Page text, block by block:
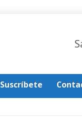
Suscríbete